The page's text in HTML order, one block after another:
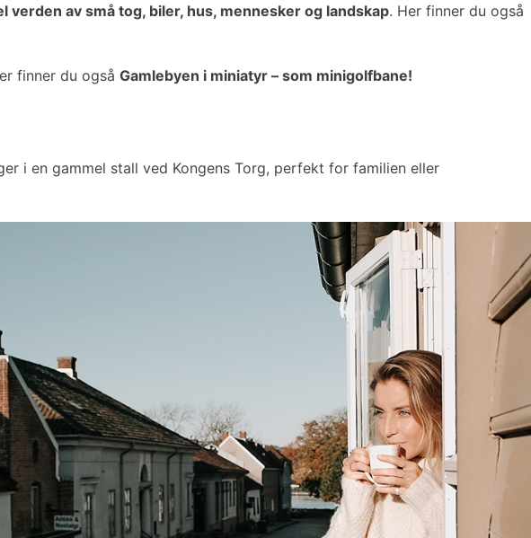
av små tog, biler, hus, mennesker og landskap. Her finner du også
finner du også Gamlebyen i miniatyr – som minigolfbane!
i en gammel stall ved Kongens Torg, perfekt for familien eller